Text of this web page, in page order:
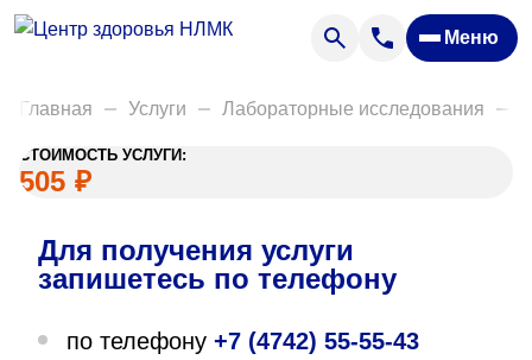
Меню
Анализы
Акции
Пациентам
Вакансии
О нас
Главная Услуги Лабораторные исследования
СТОИМОСТЬ УСЛУГИ:
505 ₽
Для получения услуги
запишетесь по телефону
по телефону +7 (4742) 55-55-43